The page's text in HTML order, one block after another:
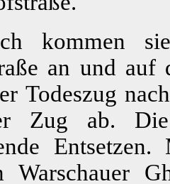
kommen
an und auf
Todeszug
Zug ab. Die
Warschauer